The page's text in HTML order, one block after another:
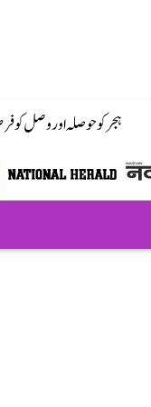
ہجر کو حوصلہ اور وصل کو